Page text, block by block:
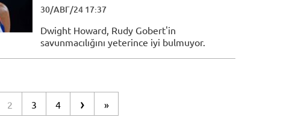
30/АВГ/24 17:37
Dwight Howard, Rudy Gobert'in
savunmacılığını yeterince iyi bulmuyor.
2 3 4 › »